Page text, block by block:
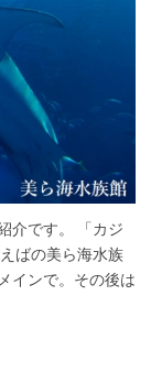
介です。 「カジ
ばの美ら海水族
インで。その後は